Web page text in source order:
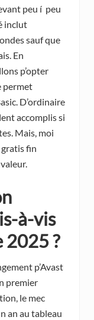
peu í peu
inclut
sauf que
En
p’opter
permet
D’ordinaire
accomplis si
Mais, moi
fin
à-vis
2025 ?
p’Avast
premier
le mec
an au tableau